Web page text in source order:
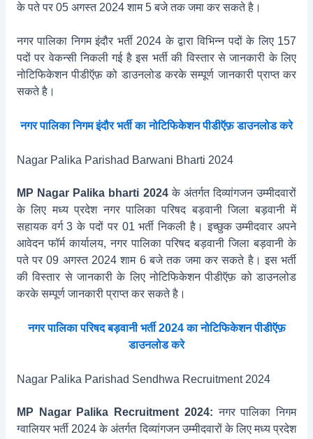
के पते पर 05 अगस्त 2024 शाम 5 बजे तक जमा कर सकते है।
नगर पालिका निगम इंदौर भर्ती 2024 के द्वारा विभिन्न पदों के लिए 157
पदों पर वेकन्सी निकली गई है इस भर्ती की विस्तार से जानकारी के लिए
नोटिफिकेशन पीडीऍफ़ को डाउनलोड करके सम्पूर्ण जानकारी प्राप्त कर
सकते है।
नगर पालिका निगम इंदौर भर्ती का नोटिफिकेशन पीडीऍफ़ डाउनलोड करे
Nagar Palika Parishad Barwani Bharti 2024
MP Nagar Palika bharti 2024के अंतर्गत दिव्यांगजन उम्मीदवारों
के लिए मध्य प्रदेश नगर पालिका परिषद बड़वानी जिला बड़वानी में
सहायक वर्ग 3 के पदों पर 01 भर्ती निकली है। इच्छुक उम्मीदवार अपने
आवेदन फॉर्म कार्यालय, नगर पालिका परिषद बड़वानी जिला बड़वानी के
पते पर 09 अगस्त 2024 शाम 6 बजे तक जमा कर सकते है। इस भर्ती
की विस्तार से जानकारी के लिए नोटिफिकेशन पीडीऍफ़ को डाउनलोड
करके सम्पूर्ण जानकारी प्राप्त कर सकते है।
नगर पालिका परिषद बड़वानी भर्ती 2024 का नोटिफिकेशन पीडीऍफ़
डाउनलोड करे
Nagar Palika Parishad Sendhwa Recruitment 2024
MP Nagar Palika Recruitment 2024: नगर पालिका निगम
ग्वालियर भर्ती 2024 के अंतर्गत दिव्यांगजन उम्मीदवारों के लिए मध्य प्रदेश